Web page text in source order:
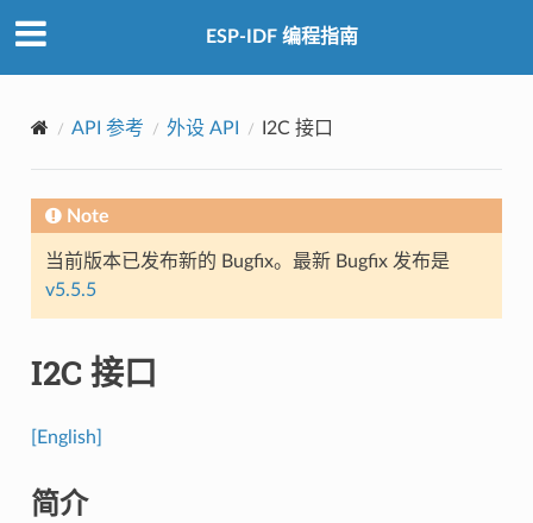
ESP-IDF 编程指南
API 参考 外设 API I2C 接口
Note
当前版本已发布新的 Bugfix。最新 Bugfix 发布是
v5.5.5
I2C 接口
[English]
简介